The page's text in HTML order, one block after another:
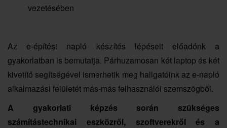
vezetésében
Az e-építési napló készítés lépéseit előadónk a
gyakorlatban is bemutatja. Párhuzamosan két laptop és két
kivetítő segítségével ismerhetik meg hallgatóink az e-napló
alkalmazási felületét más-más felhasználói szemszögből.
A gyakorlati képzés során szükséges
számítástechnikai eszközről, szoftverekről és a